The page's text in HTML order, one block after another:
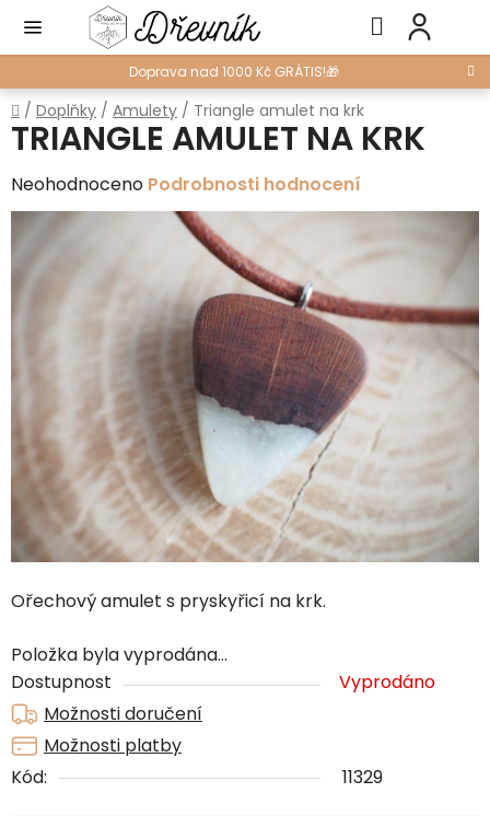
obsah
Doprava nad 1000 Kč GRÁTIS!🎁
Hledat
Domů
/ Doplňky / Amulety / Triangle amulet na krk
Ořechový amulet s pryskyřicí na krk.
Položka byla vyprodána…
Dostupnost
Vyprodáno
Možnosti doručení
Možnosti platby
Kód:
11329
TRIANGLE AMULET NA KRK
Průměrné
hodnocení
produktu
je
hvězdiček.
Neohodnoceno Podrobnosti hodnocení